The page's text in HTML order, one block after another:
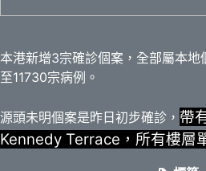
本港新增3宗確診個案，全部屬本
至11730宗病例。
源頭未明個案是昨日初步確診， 帶
Kennedy Terrace，所有樓層